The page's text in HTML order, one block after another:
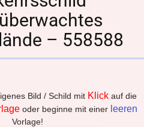
– 558588
Bild / Schild mit Klickauf die
oder beginne mit einer leeren
Vorlage!